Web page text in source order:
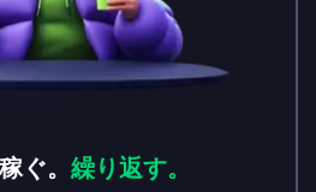
ぐ。 繰り返す。